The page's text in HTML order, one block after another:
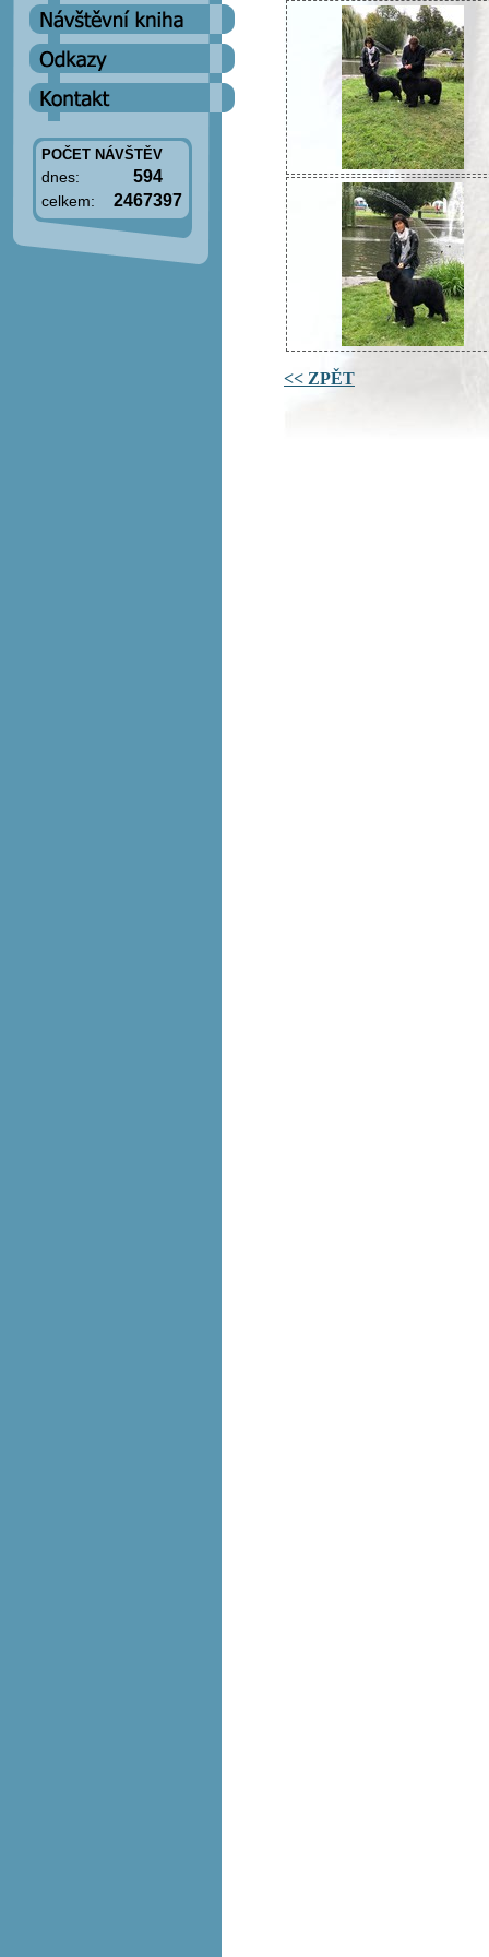
POČET NÁVŠTĚV
dnes: 594
celkem: 2467397
<< ZPĚT